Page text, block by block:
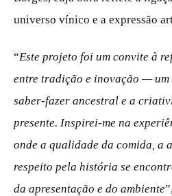
universo vínico e a expressão
“Este projeto foi um convite à
entre tradição e inovação —
saber-fazer ancestral e a
presente. Inspirei-me na
onde a qualidade da comida, a
respeito pela história se
da apresentação e do ambiente